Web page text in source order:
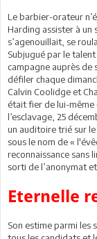
Le barbier-orateur
Harding assister à un
s’agenouillait, se
Subjugué par le
campagne auprès de
défiler chaque
Calvin Coolidge et
était fier de lui-même
l’esclavage, 25
un auditoire trié sur
sous le nom de «
reconnaissance sans
sorti de l’anonymat
Eternelle
Son estime parmi les